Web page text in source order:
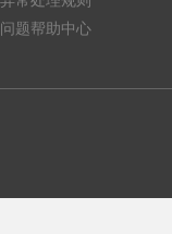
问题帮助中心